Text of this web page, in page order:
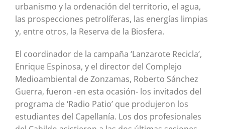
urbanismo y la ordenación del territorio, el agua,
las prospecciones petrolíferas, las energías limpias
y, entre otros, la Reserva de la Biosfera.
El coordinador de la campaña ‘Lanzarote Recicla’,
Enrique Espinosa, y el director del Complejo
Medioambiental de Zonzamas, Roberto Sánchez
Guerra, fueron -en esta ocasión- los invitados del
programa de ‘Radio Patio’ que produjeron los
estudiantes del Capellanía. Los dos profesionales